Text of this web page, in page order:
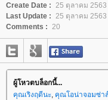
Create Date : 25 ตุลาคม 2563
Last Update : 25 ตุลาคม 2563
Comments : 20
ผู้โหวตบล็อกนี้...
คุณเริงฤดีนะ, คุณโอน่าจอมซ่า